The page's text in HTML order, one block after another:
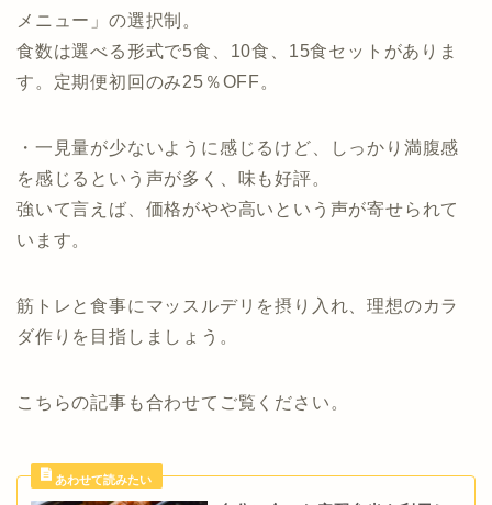
メニュー」の選択制。
食数は選べる形式で5食、10食、15食セットがありま
す。定期便初回のみ25％OFF。
・一見量が少ないように感じるけど、しっかり満腹感
を感じるという声が多く、味も好評。
強いて言えば、価格がやや高いという声が寄せられて
います。
筋トレと食事にマッスルデリを摂り入れ、理想のカラ
ダ作りを目指しましょう。
こちらの記事も合わせてご覧ください。